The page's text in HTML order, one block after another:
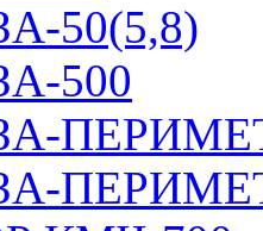
50(5,8)
500